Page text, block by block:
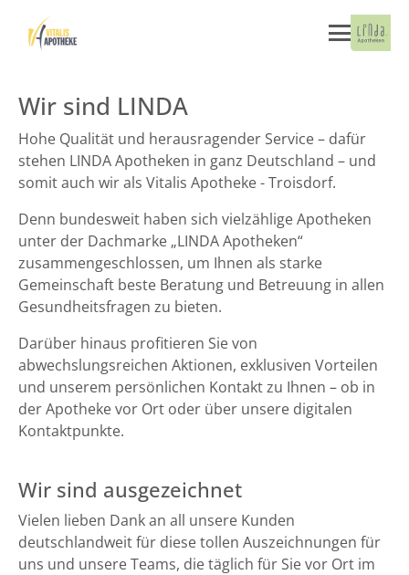
Wir sind LINDA
Hohe Qualität und herausragender Service – dafür
stehen LINDA Apotheken in ganz Deutschland – und
somit auch wir als Vitalis Apotheke - Troisdorf.
Denn bundesweit haben sich vielzählige Apotheken
unter der Dachmarke „LINDA Apotheken“
zusammengeschlossen, um Ihnen als starke
Gemeinschaft beste Beratung und Betreuung in allen
Gesundheitsfragen zu bieten.
Darüber hinaus profitieren Sie von
abwechslungsreichen Aktionen, exklusiven Vorteilen
und unserem persönlichen Kontakt zu Ihnen – ob in
der Apotheke vor Ort oder über unsere digitalen
Kontaktpunkte.
Wir sind ausgezeichnet
Vielen lieben Dank an all unsere Kunden
deutschlandweit für diese tollen Auszeichnungen für
uns und unsere Teams, die täglich für Sie vor Ort im